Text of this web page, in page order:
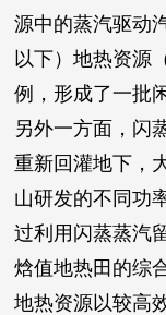
源中的蒸汽驱动
以下）地热资源
例，形成了一批
另外一方面，闪
重新回灌地下，
山研发的不同功
过利用闪蒸蒸汽
焓值地热田的综
地热资源以较高